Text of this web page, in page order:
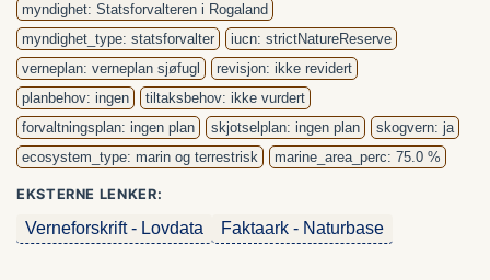
myndighet: Statsforvalteren i Rogaland
myndighet_type: statsforvalter
iucn: strictNatureReserve
verneplan: verneplan sjøfugl
revisjon: ikke revidert
planbehov: ingen
tiltaksbehov: ikke vurdert
forvaltningsplan: ingen plan
skjotselplan: ingen plan
skogvern: ja
ecosystem_type: marin og terrestrisk
marine_area_perc: 75.0 %
EKSTERNE LENKER:
Verneforskrift - Lovdata Faktaark - Naturbase